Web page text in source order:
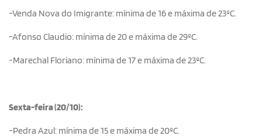
-Venda Nova do Imigrante: mínima de 16 e máxima de 23ºC.
-Afonso Claudio: mínima de 20 e máxima de 29ºC.
-Marechal Floriano: mínima de 17 e máxima de 23ºC.
Sexta-feira (20/10):
-Pedra Azul: mínima de 15 e máxima de 20ºC.